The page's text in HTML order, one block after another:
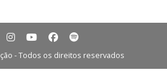
- Todos os direitos reservados